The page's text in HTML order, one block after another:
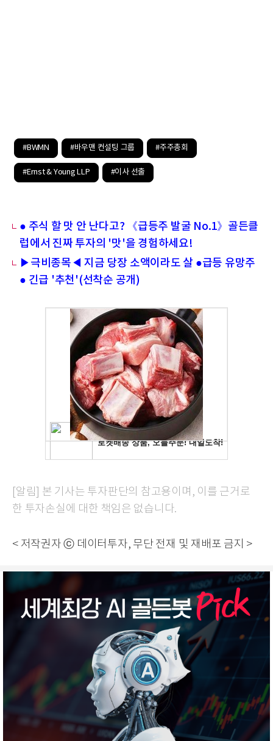
#BWMN #바우맨 컨설팅 그룹 #주주총회
#Ernst & Young LLP #이사 선출
● 주식 할 맛 안 난다고? 《급등주 발굴 No.1》골든클
럽에서 진짜 투자의 '맛'을 경험하세요!
▶극비종목◀ 지금 당장 소액이라도 살 ●급등 유망주
● 긴급 '추천'(선착순 공개)
[알림] 본 기사는 투자판단의 참고용이며, 이를 근거로
한 투자손실에 대한 책임은 없습니다.
< 저작권자 ⓒ 데이터투자, 무단 전재 및 재배포 금지 >